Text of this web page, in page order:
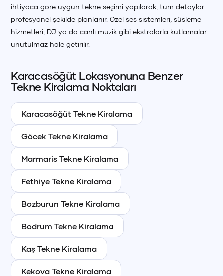
ihtiyaca göre uygun tekne seçimi yapılarak, tüm detaylar
profesyonel şekilde planlanır. Özel ses sistemleri, süsleme
hizmetleri, DJ ya da canlı müzik gibi ekstralarla kutlamalar
unutulmaz hale getirilir.
KaracasöğütLokasyonuna Benzer
TekneKiralama Noktaları
Karacasöğüt Tekne Kiralama
Göcek Tekne Kiralama
Marmaris Tekne Kiralama
Fethiye Tekne Kiralama
Bozburun Tekne Kiralama
Bodrum Tekne Kiralama
Kaş Tekne Kiralama
Kekova Tekne Kiralama